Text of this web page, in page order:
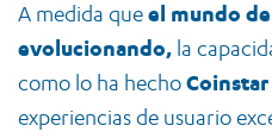
A medida queel mundo
evolucionando, la
como lo ha hechoCoinstar
experiencias de usuario